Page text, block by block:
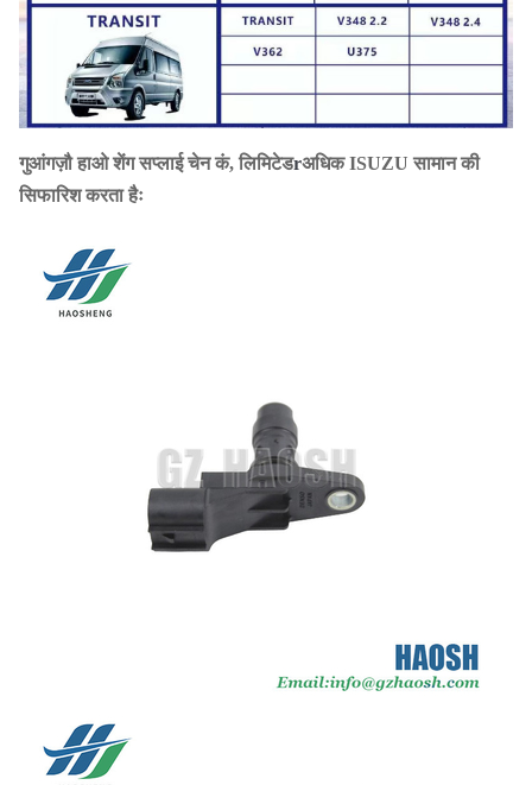
गुआंगज़ौ हाओ शेंग सप्लाई चेन कं, लिमिटेडrअधिक ISUZU सामान की
सिफारिश करता हैः